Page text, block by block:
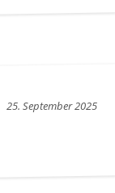
25. September 2025